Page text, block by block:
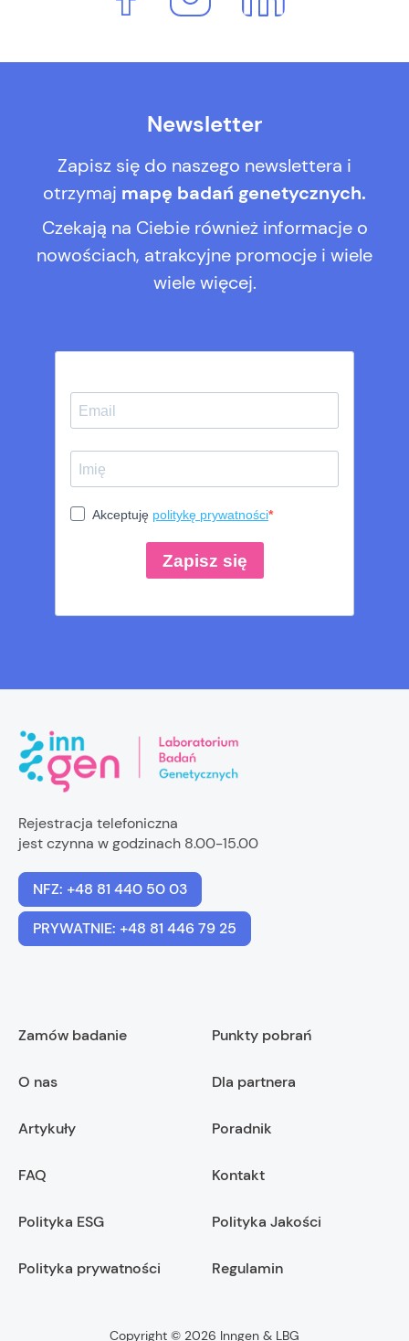
Newsletter
Zapisz się do naszego newslettera i
otrzymaj mapę badań genetycznych.
Czekają na Ciebie również informacje o
nowościach, atrakcyjne promocje i wiele
wiele więcej.
Rejestracja telefoniczna
jest czynna w godzinach 8.00-15.00
NFZ: +48 81 440 50 03
PRYWATNIE: +48 81 446 79 25
Zamów badanie Punkty pobrań
O nas Dla partnera
Artykuły Poradnik
FAQ Kontakt
Polityka ESG Polityka Jakości
Polityka prywatności Regulamin
Copyright © 2026 Inngen & LBG